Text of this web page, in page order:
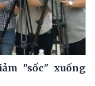
"sốc" xuống